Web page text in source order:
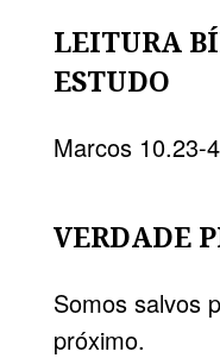
LEITURA
ESTUDO
Marcos 10.23-
VERDADE
Somos salvos
próximo.